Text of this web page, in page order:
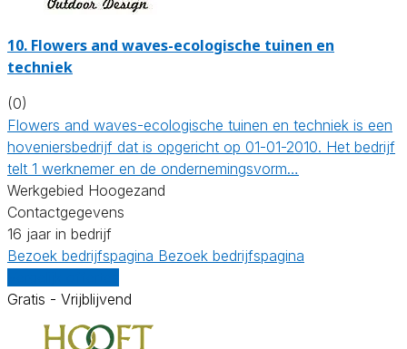
10. Flowers and waves-ecologische tuinen en
techniek
(0)
Flowers and waves-ecologische tuinen en techniek is een
hoveniersbedrijf dat is opgericht op 01-01-2010. Het bedrijf
telt 1 werknemer en de ondernemingsvorm…
Werkgebied Hoogezand
Contactgegevens
16 jaar in bedrijf
Bezoek bedrijfspagina Bezoek bedrijfspagina
Gratis - Vrijblijvend